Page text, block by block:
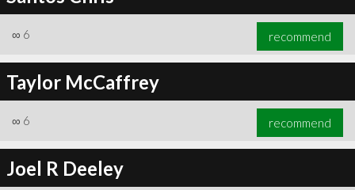
∞ 6 recommend
Taylor McCaffrey
∞ 6 recommend
Joel R Deeley